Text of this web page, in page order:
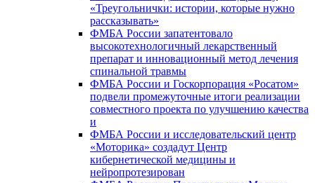
«Треугольнички: истории, которые нужно
рассказывать»
ФМБА России запатентовало
высокотехнологичный лекарственный
препарат и инновационный метод лечения
спинальной травмы
ФМБА России и Госкорпорация «Росатом»
подвели промежуточные итоги реализации
совместного проекта по улучшению качества
и
ФМБА России и исследовательский центр
«Моторика» создадут Центр
кибернетической медицины и
нейропротезирован